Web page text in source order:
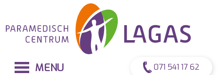
071 541 17 62
MENU